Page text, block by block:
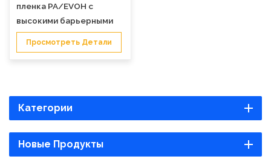
пленка PA/EVOH с
высокими барьерными
свойствами для
термосварки
Просмотреть Детали
Категории
Новые Продукты